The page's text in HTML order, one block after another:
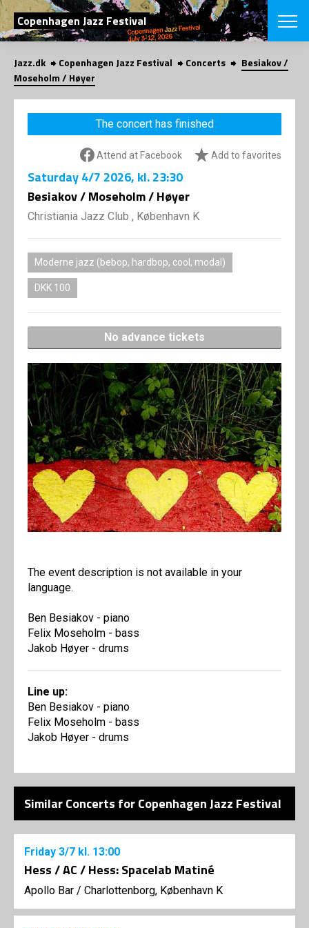
SEARCH
Copenhagen Jazz Festival
Danish
CHOOSE
VINTERJAZZ
Themes
LOCATIONS
Jazz.dk Copenhagen Jazz Festival Concerts
Besiakov /
Moseholm / Høyer
The concert has finished
Attend at Facebook Add to favorites
Saturday4/7 2026, kl. 23:30
Besiakov / Moseholm / Høyer
Christiania Jazz Club , København K
Moderne jazz (bebop, hardbop, cool, modal)
DKK 100
No advance tickets
The event description is not available in your
language.
Ben Besiakov - piano
Felix Moseholm - bass
Jakob Høyer - drums
Line up:
Ben Besiakov - piano
Felix Moseholm - bass
Jakob Høyer - drums
Similar Concerts for Copenhagen Jazz Festival
Friday 3/7 kl. 13:00
Hess / AC / Hess: Spacelab Matiné
Apollo Bar / Charlottenborg, København K